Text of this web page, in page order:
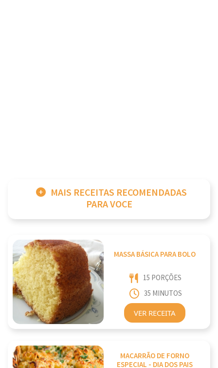
MAIS RECEITAS RECOMENDADAS
PARA VOCE
MASSA BÁSICA PARA BOLO
15 PORÇÕES
35 MINUTOS
VER RECEITA
MACARRÃO DE FORNO
ESPECIAL - DIA DOS PAIS